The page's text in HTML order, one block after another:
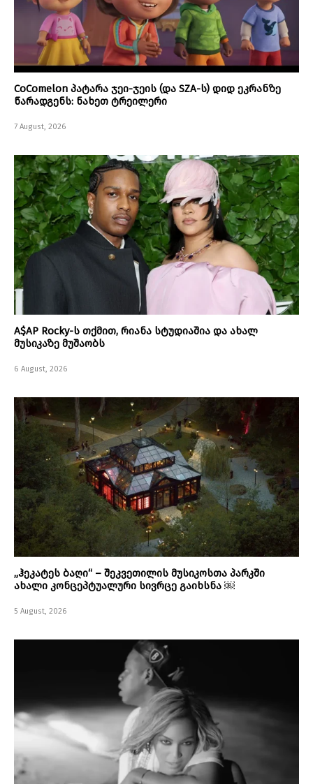
CoComelon პატარა ჯეი-ჯეის (და SZA-ს) დიდ ეკრანზე
წარადგენს: ნახეთ ტრეილერი
7 August, 2026
A$AP Rocky-ს თქმით, რიანა სტუდიაშია და ახალ
მუსიკაზე მუშაობს
6 August, 2026
„ჰეკატეს ბაღი“ – შეკვეთილის მუსიკოსთა პარკში
ახალი კონცეპტუალური სივრცე გაიხსნა ￼
5 August, 2026